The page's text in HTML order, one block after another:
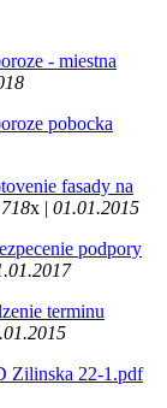
- miestna
pobocka
fasady na
718x | 01.01.2015
podpory
terminu
Zilinska 22-1.pdf